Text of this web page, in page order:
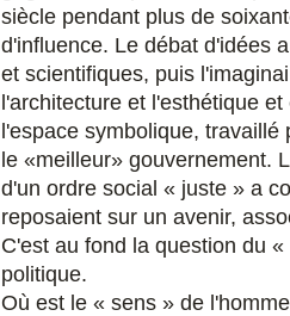
siècle pendant plus de
d'influence. Le débat d'idées
et scientifiques, puis
l'architecture et l'esthétique
l'espace symbolique,
le «meilleur» gouvernement.
d'un ordre social « juste » a
reposaient sur un avenir,
C'est au fond la question du
politique.
Où est le « sens » de